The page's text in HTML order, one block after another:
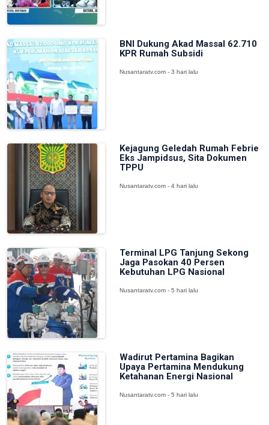
BNI Dukung Akad Massal 62.710
KPR Rumah Subsidi
Nusantaratv.com - 3 hari lalu
Kejagung Geledah Rumah Febrie
Eks Jampidsus, Sita Dokumen
TPPU
Nusantaratv.com - 4 hari lalu
Terminal LPG Tanjung Sekong
Jaga Pasokan 40 Persen
Kebutuhan LPG Nasional
Nusantaratv.com - 5 hari lalu
Wadirut Pertamina Bagikan
Upaya Pertamina Mendukung
Ketahanan Energi Nasional
Nusantaratv.com - 5 hari lalu